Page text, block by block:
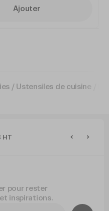
Ajouter
/ Ustensiles de cuisine
HT
pour rester
inspirations.